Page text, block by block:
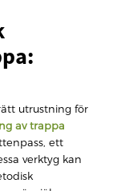
utrustning för
av trappa
ett
verktyg kan